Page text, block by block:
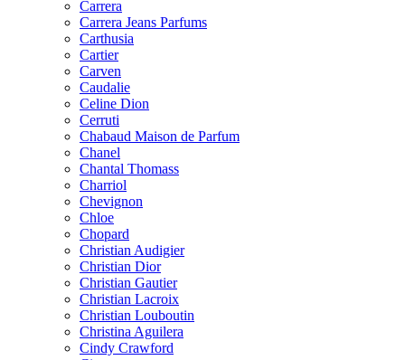
Carrera
Carrera Jeans Parfums
Carthusia
Cartier
Carven
Caudalie
Celine Dion
Cerruti
Chabaud Maison de Parfum
Chanel
Chantal Thomass
Charriol
Chevignon
Chloe
Chopard
Christian Audigier
Christian Dior
Christian Gautier
Christian Lacroix
Christian Louboutin
Christina Aguilera
Cindy Crawford